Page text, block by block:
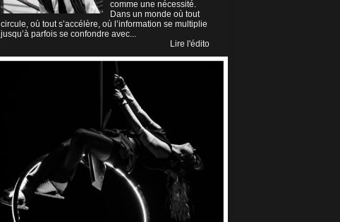
comme une nécessité.
Dans un monde où tout
circule, où tout s’accélère, où l’information se multiplie
jusqu’à parfois se confondre avec...
Lire l'édito